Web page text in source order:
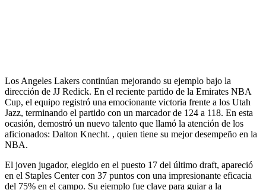
Los Angeles Lakers continúan mejorando su ejemplo bajo la
dirección de JJ Redick. En el reciente partido de la Emirates NBA
Cup, el equipo registró una emocionante victoria frente a los Utah
Jazz, terminando el partido con un marcador de 124 a 118. En esta
ocasión, demostró un nuevo talento que llamó la atención de los
aficionados: Dalton Knecht. , quien tiene su mejor desempeño en la
NBA.
El joven jugador, elegido en el puesto 17 del último draft, apareció
en el Staples Center con 37 puntos con una impresionante eficacia
del 75% en el campo. Su ejemplo fue clave para guiar a la